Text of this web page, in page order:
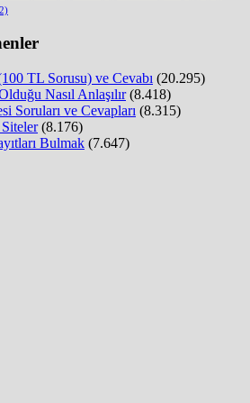
TL Sorusu) ve Cevabı (20.295)
Nasıl Anlaşılır (8.418)
Soruları ve Cevapları (8.315)
(8.176)
Bulmak (7.647)